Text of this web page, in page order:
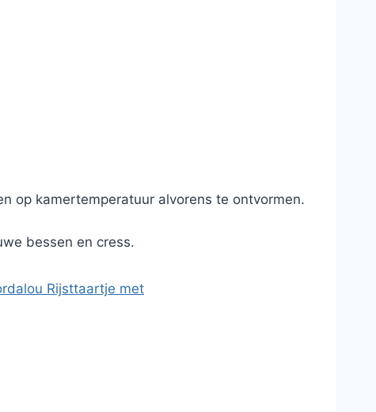
op kamertemperatuur alvorens te ontvormen.
bessen en cress.
Rijsttaartje met